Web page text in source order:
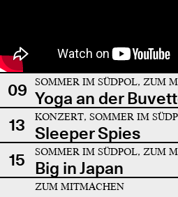
09 SOMMER IM SÜDPOL, ZUM
Yoga an der
13
KONZERT, SOMMER IM
Sleeper Spies
15
SOMMER IM SÜDPOL, ZUM
Big in Japan
ZUM MITMACHEN